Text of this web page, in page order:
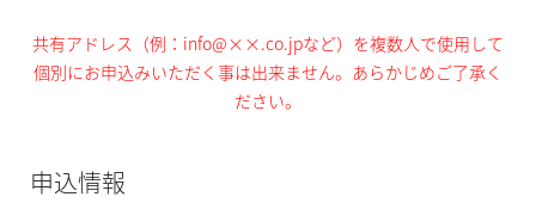
共有アドレス（例：info@××.co.jpなど）を複数人で使用して
個別にお申込みいただく事は出来ません。あらかじめご了承く
ださい。
申込情報